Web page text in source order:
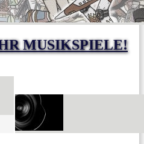
MUSIKSPIELE!